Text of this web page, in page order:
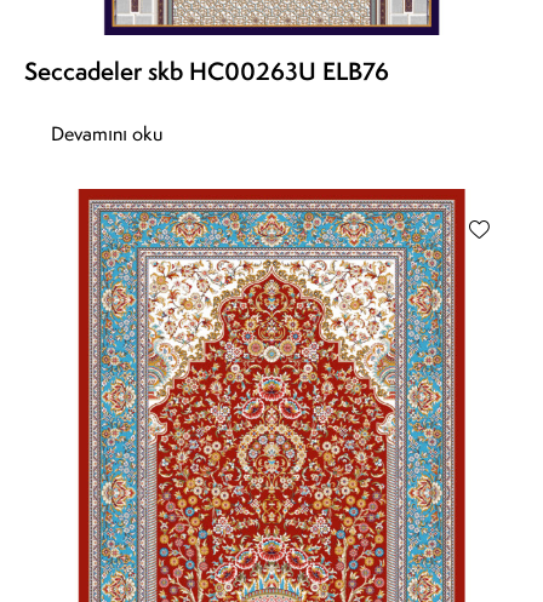
Seccadeler skb HC00263U ELB76
Devamını oku